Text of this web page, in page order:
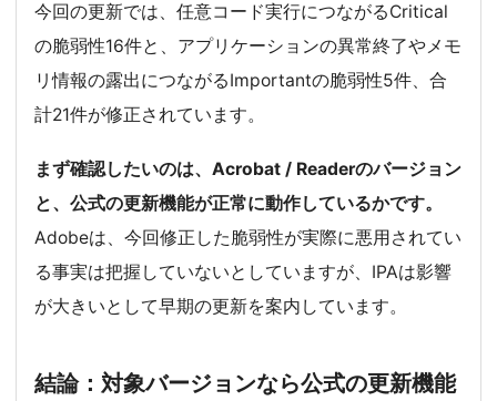
今回の更新では、任意コード実行につながるCritical
の脆弱性16件と、アプリケーションの異常終了やメモ
リ情報の露出につながるImportantの脆弱性5件、合
計21件が修正されています。
まず確認したいのは、Acrobat / Readerのバージョン
と、公式の更新機能が正常に動作しているかです。
Adobeは、今回修正した脆弱性が実際に悪用されてい
る事実は把握していないとしていますが、IPAは影響
が大きいとして早期の更新を案内しています。
結論：対象バージョンなら公式の更新機能